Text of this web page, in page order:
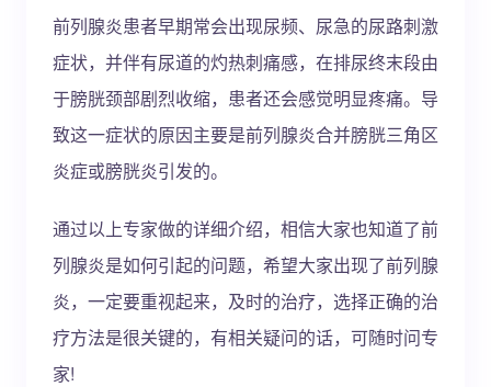
前列腺炎患者早期常会出现尿频、尿急的尿路刺激
症状，并伴有尿道的灼热刺痛感，在排尿终末段由
于膀胱颈部剧烈收缩，患者还会感觉明显疼痛。导
致这一症状的原因主要是前列腺炎合并膀胱三角区
炎症或膀胱炎引发的。
通过以上专家做的详细介绍，相信大家也知道了前
列腺炎是如何引起的问题，希望大家出现了前列腺
炎，一定要重视起来，及时的治疗，选择正确的治
疗方法是很关键的，有相关疑问的话，可随时问专
家!